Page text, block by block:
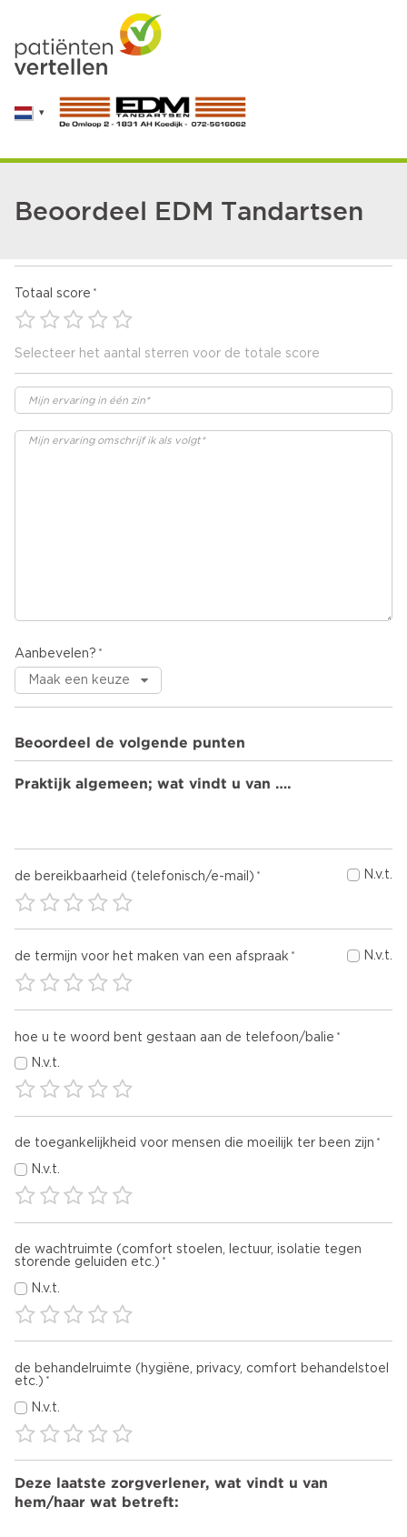
Beoordeel EDM Tandartsen
Totaal score
Selecteer het aantal sterren voor de totale score
Aanbevelen?
Beoordeel de volgende punten
Praktijk algemeen; wat vindt u van ….
de bereikbaarheid (telefonisch/e-mail) N.v.t.
de termijn voor het maken van een afspraak N.v.t.
hoe u te woord bent gestaan aan de telefoon/balie
N.v.t.
de toegankelijkheid voor mensen die moeilijk ter been zijn
N.v.t.
de wachtruimte (comfort stoelen, lectuur, isolatie tegen
storende geluiden etc.)
N.v.t.
de behandelruimte (hygiëne, privacy, comfort behandelstoel
etc.)
N.v.t.
Deze laatste zorgverlener, wat vindt u van
hem/haar wat betreft: